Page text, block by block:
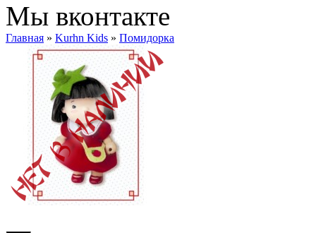
Мы вконтакте
Главная » Kurhn Kids » Помидорка